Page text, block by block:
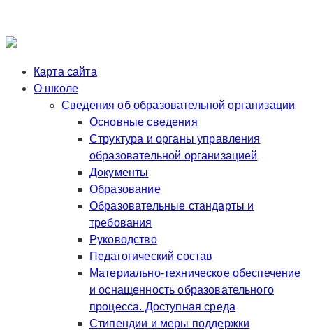
Карта сайта
О школе
Сведения об образовательной организации
Основные сведения
Структура и органы управления
образовательной организацией
Документы
Образование
Образовательные стандарты и
требования
Руководство
Педагогический состав
Материально-техническое обеспечение
и оснащенность образовательного
процесса. Доступная среда
Стипендии и меры поддержки